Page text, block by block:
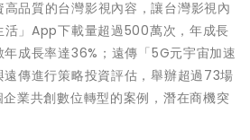
品質的台灣影視內容，讓台灣影視內
活」App下載量超過500萬次，年成長
成長率達36%；遠傳「5G元宇宙加速
傳進行策略投資評估，舉辦超過73場
業共創數位轉型的案例，潛在商機突